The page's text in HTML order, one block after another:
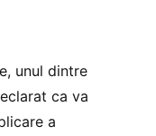
unul dintre
ca va
a